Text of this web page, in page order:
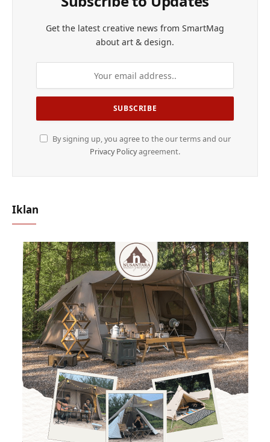
Get the latest creative news from SmartMag
about art & design.
By signing up, you agree to the our terms and our
Privacy Policyagreement.
Iklan